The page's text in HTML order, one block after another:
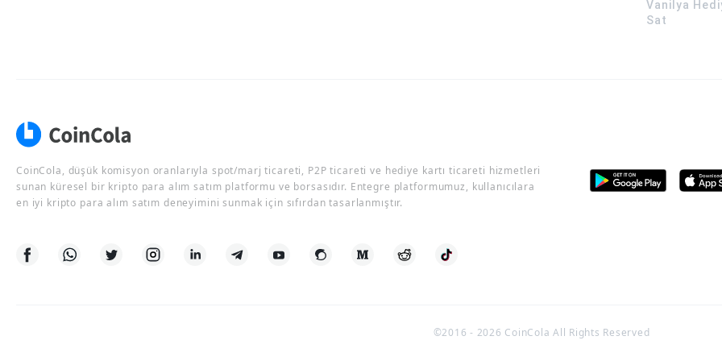
Vanilya
Sat
CoinCola, düşük komisyon oranlarıyla spot/marj ticareti, P2P ticareti ve hediye kartı ticareti hizmetleri
sunan küresel bir kripto para alım satım platformu ve borsasıdır. Entegre platformumuz, kullanıcılara
en iyi kripto para alım satım deneyimini sunmak için sıfırdan tasarlanmıştır.
©2016 - 2026 CoinCola All Rights Reserved